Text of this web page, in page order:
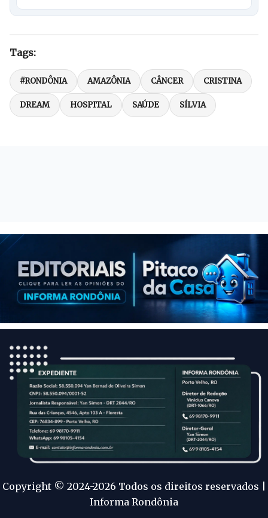
Tags:
#RONDÔNIA AMAZÔNIA CÂNCER CRISTINA
DREAM HOSPITAL SAÚDE SÍLVIA
Copyright © 2024-2026 Todos os direitos reservados |
Informa Rondônia